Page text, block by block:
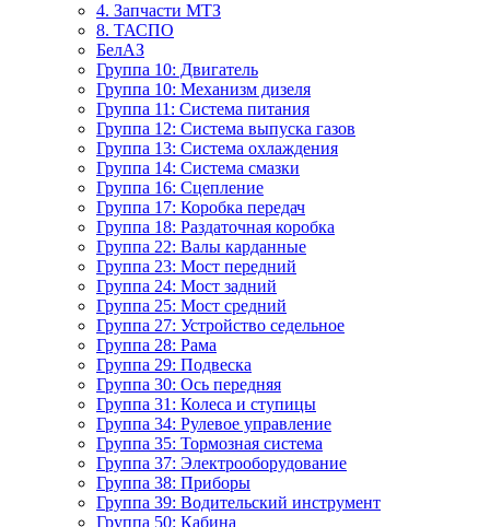
4. Запчасти МТЗ
8. ТАСПО
БелАЗ
Группа 10: Двигатель
Группа 10: Механизм дизеля
Группа 11: Система питания
Группа 12: Система выпуска газов
Группа 13: Система охлаждения
Группа 14: Система смазки
Группа 16: Сцепление
Группа 17: Коробка передач
Группа 18: Раздаточная коробка
Группа 22: Валы карданные
Группа 23: Мост передний
Группа 24: Мост задний
Группа 25: Мост средний
Группа 27: Устройство седельное
Группа 28: Рама
Группа 29: Подвеска
Группа 30: Ось передняя
Группа 31: Колеса и ступицы
Группа 34: Рулевое управление
Группа 35: Тормозная система
Группа 37: Электрооборудование
Группа 38: Приборы
Группа 39: Водительский инструмент
Группа 50: Кабина